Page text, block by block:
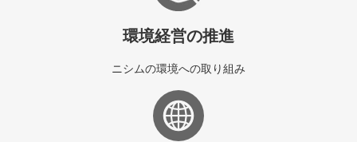
環境経営の推進
ニシムの環境への取り組み